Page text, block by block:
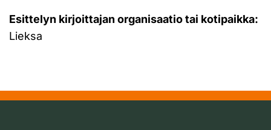
Esittelyn kirjoittajan organisaatio tai kotipaikka:
Lieksa